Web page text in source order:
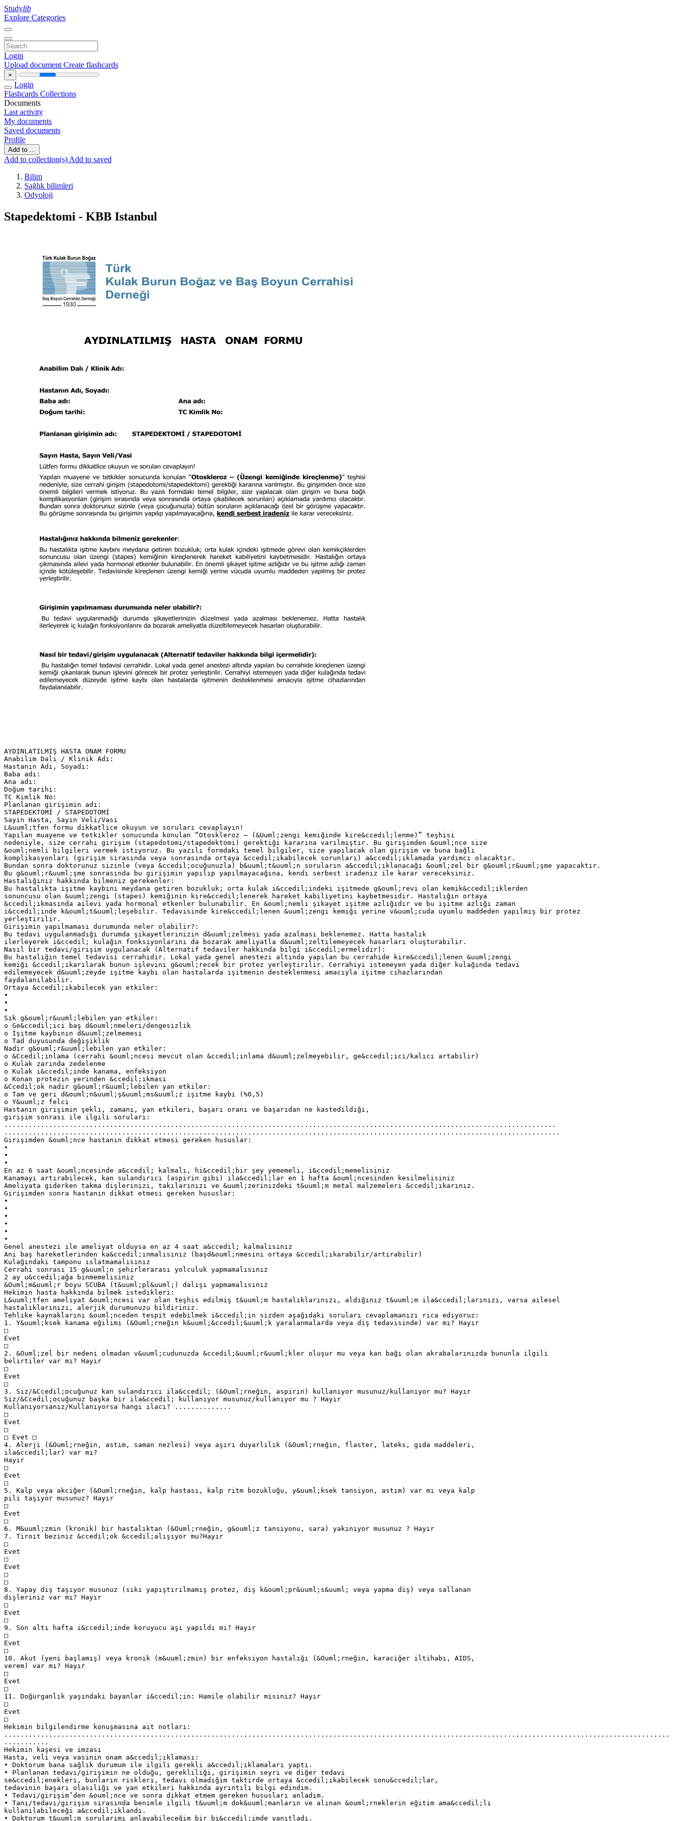
Studylib
Explore Categories
Login
Upload document Create flashcards
×
Login
Flashcards Collections
Documents
Last activity
My documents
Saved documents
Profile
Add to ...
Add to collection(s) Add to saved
Bilim
Sağlık bilimleri
Odyoloji
Stapedektomi - KBB Istanbul
AYDINLATILMIŞ HASTA ONAM FORMU
Anabilim Dalı / Klinik Adı:
Hastanın Adı, Soyadı:
Baba adı:
Ana adı:
Doğum tarihi:
TC Kimlik No:
Planlanan girişimin adı:
STAPEDEKTOMİ / STAPEDOTOMİ
Sayın Hasta, Sayın Veli/Vasi
L&uuml;tfen formu dikkatlice okuyun ve soruları cevaplayın!
Yapılan muayene ve tetkikler sonucunda konulan “Otoskleroz – (&Uuml;zengi kemiğinde kire&ccedil;lenme)” teşhisi
nedeniyle, size cerrahi girişim (stapedotomi/stapedektomi) gerektiği kararına varılmıştır. Bu girişimden &ouml;nce size
&ouml;nemli bilgileri vermek istiyoruz. Bu yazılı formdaki temel bilgiler, size yapılacak olan girişim ve buna bağlı
komplikasyonları (girişim sırasında veya sonrasında ortaya &ccedil;ıkabilecek sorunları) a&ccedil;ıklamada yardımcı olacaktır.
Bundan sonra doktorunuz sizinle (veya &ccedil;ocuğunuzla) b&uuml;t&uuml;n soruların a&ccedil;ıklanacağı &ouml;zel bir g&ouml;r&uuml;şme yapacaktır.
Bu g&ouml;r&uuml;şme sonrasında bu girişimin yapılıp yapılmayacağına, kendi serbest iradeniz ile karar vereceksiniz.
Hastalığınız hakkında bilmeniz gerekenler:
Bu hastalıkta işitme kaybını meydana getiren bozukluk; orta kulak i&ccedil;indeki işitmede g&ouml;revi olan kemik&ccedil;iklerden
sonuncusu olan &uuml;zengi (stapes) kemiğinin kire&ccedil;lenerek hareket kabiliyetini kaybetmesidir. Hastalığın ortaya
&ccedil;ıkmasında ailevi yada hormonal etkenler bulunabilir. En &ouml;nemli şikayet işitme azlığıdır ve bu işitme azlığı zaman
i&ccedil;inde k&ouml;t&uuml;leşebilir. Tedavisinde kire&ccedil;lenen &uuml;zengi kemiği yerine v&uuml;cuda uyumlu maddeden yapılmış bir protez
yerleştirilir.
Girişimin yapılmaması durumunda neler olabilir?:
Bu tedavi uygulanmadığı durumda şikayetlerinizin d&uuml;zelmesi yada azalması beklenemez. Hatta hastalık
ilerleyerek i&ccedil; kulağın fonksiyonlarını da bozarak ameliyatla d&uuml;zeltilemeyecek hasarları oluşturabilir.
Nasıl bir tedavi/girişim uygulanacak (Alternatif tedaviler hakkında bilgi i&ccedil;ermelidir):
Bu hastalığın temel tedavisi cerrahidir. Lokal yada genel anestezi altında yapılan bu cerrahide kire&ccedil;lenen &uuml;zengi
kemiği &ccedil;ıkarılarak bunun işlevini g&ouml;recek bir protez yerleştirilir. Cerrahiyi istemeyen yada diğer kulağında tedavi
edilemeyecek d&uuml;zeyde işitme kaybı olan hastalarda işitmenin desteklenmesi amacıyla işitme cihazlarından
faydalanılabilir.
Ortaya &ccedil;ıkabilecek yan etkiler:
•
•
•
Sık g&ouml;r&uuml;lebilen yan etkiler:
o Ge&ccedil;ici baş d&ouml;nmeleri/dengesizlik
o İşitme kaybının d&uuml;zelmemesi
o Tad duyusunda değişiklik
Nadir g&ouml;r&uuml;lebilen yan etkiler:
o &Ccedil;ınlama (cerrahi &ouml;ncesi mevcut olan &ccedil;ınlama d&uuml;zelmeyebilir, ge&ccedil;ici/kalıcı artabilir)
o Kulak zarında zedelenme
o Kulak i&ccedil;inde kanama, enfeksiyon
o Konan protezin yerinden &ccedil;ıkması
&Ccedil;ok nadir g&ouml;r&uuml;lebilen yan etkiler:
o Tam ve geri d&ouml;n&uuml;ş&uuml;ms&uuml;z işitme kaybı (%0,5)
o Y&uuml;z felci
Hastanın girişimin şekli, zamanı, yan etkileri, başarı oranı ve başarıdan ne kastedildiği,
girişim sonrası ile ilgili soruları:
........................................................................................................................................
.........................................................................................................................................
Girişimden &ouml;nce hastanın dikkat etmesi gereken hususlar:
•
•
•
En az 6 saat &ouml;ncesinde a&ccedil; kalmalı, hi&ccedil;bir şey yememeli, i&ccedil;memelisiniz
Kanamayı artırabilecek, kan sulandırıcı (aspirin gibi) ila&ccedil;lar en 1 hafta &ouml;ncesinden kesilmelisiniz
Ameliyata giderken takma dişlerinizi, takılarınızı ve &uuml;zerinizdeki t&uuml;m metal malzemeleri &ccedil;ıkarınız.
Girişimden sonra hastanın dikkat etmesi gereken hususlar:
•
•
•
•
•
•
Genel anestezi ile ameliyat olduysa en az 4 saat a&ccedil; kalmalısınız
Ani baş hareketlerinden ka&ccedil;ınmalısınız (başd&ouml;nmesini ortaya &ccedil;ıkarabilir/artırabilir)
Kulağındaki tamponu ıslatmamalısınız
Cerrahi sonrası 15 g&uuml;n şehirlerarası yolculuk yapmamalısınız
2 ay u&ccedil;ağa binmemelisiniz
&Ouml;m&uuml;r boyu SCUBA (t&uuml;pl&uuml;) dalışı yapmamalısınız
Hekimin hasta hakkında bilmek istedikleri:
L&uuml;tfen ameliyat &ouml;ncesi var olan teşhis edilmiş t&uuml;m hastalıklarınızı, aldığınız t&uuml;m ila&ccedil;larınızı, varsa ailesel
hastalıklarınızı, alerjik durumunuzu bildiriniz.
Tehlike kaynaklarını &ouml;nceden tespit edebilmek i&ccedil;in sizden aşağıdaki soruları cevaplamanızı rica ediyoruz:
1. Y&uuml;ksek kanama eğilimi (&Ouml;rneğin k&uuml;&ccedil;&uuml;k yaralanmalarda veya diş tedavisinde) var mı? Hayır
□
Evet
□
2. &Ouml;zel bir nedeni olmadan v&uuml;cudunuzda &ccedil;&uuml;r&uuml;kler oluşur mu veya kan bağı olan akrabalarınızda bununla ilgili
belirtiler var mı? Hayır
□
Evet
□
3. Siz/&Ccedil;ocuğunuz kan sulandırıcı ila&ccedil; (&Ouml;rneğin, aspirin) kullanıyor musunuz/kullanıyor mu? Hayır
Siz/&Ccedil;ocuğunuz başka bir ila&ccedil; kullanıyor musunuz/kullanıyor mu ? Hayır
Kullanıyorsanız/Kullanıyorsa hangi ilacı? ..............
□
Evet
□
□ Evet □
4. Alerji (&Ouml;rneğin, astım, saman nezlesi) veya aşırı duyarlılık (&Ouml;rneğin, flaster, lateks, gıda maddeleri,
ila&ccedil;lar) var mı?
Hayır
□
Evet
□
5. Kalp veya akciğer (&Ouml;rneğin, kalp hastası, kalp ritm bozukluğu, y&uuml;ksek tansiyon, astım) var mı veya kalp
pili taşıyor musunuz? Hayır
□
Evet
□
6. M&uuml;zmin (kronik) bir hastalıktan (&Ouml;rneğin, g&ouml;z tansiyonu, sara) yakınıyor musunuz ? Hayır
7. Tiroit beziniz &ccedil;ok &ccedil;alışıyor mu?Hayır
□
Evet
□
Evet
□
□
8. Yapay diş taşıyor musunuz (sıkı yapıştırılmamış protez, diş k&ouml;pr&uuml;s&uuml; veya yapma diş) veya sallanan
dişleriniz var mı? Hayır
□
Evet
□
9. Son altı hafta i&ccedil;inde koruyucu aşı yapıldı mı? Hayır
□
Evet
□
10. Akut (yeni başlamış) veya kronik (m&uuml;zmin) bir enfeksiyon hastalığı (&Ouml;rneğin, karaciğer iltihabı, AIDS,
verem) var mı? Hayır
□
Evet
□
11. Doğurganlık yaşındaki bayanlar i&ccedil;in: Hamile olabilir misiniz? Hayır
□
Evet
□
Hekimin bilgilendirme konuşmasına ait notları:
....................................................................................................................................................................
...........
Hekimin kaşesi ve imzası
Hasta, veli veya vasinin onam a&ccedil;ıklaması:
• Doktorum bana sağlık durumum ile ilgili gerekli a&ccedil;ıklamaları yaptı.
• Planlanan tedavi/girişimin ne olduğu, gerekliliği, girişimin seyri ve diğer tedavi
se&ccedil;enekleri, bunların riskleri, tedavi olmadığım taktirde ortaya &ccedil;ıkabilecek sonu&ccedil;lar,
tedavinin başarı olasılığı ve yan etkileri hakkında ayrıntılı bilgi edindim.
• Tedavi/girişim’den &ouml;nce ve sonra dikkat etmem gereken hususları anladım.
• Tanı/tedavi/girişim sırasında benimle ilgili t&uuml;m dok&uuml;manların ve alınan &ouml;rneklerin eğitim ama&ccedil;lı
kullanılabileceği a&ccedil;ıklandı.
• Doktorum t&uuml;m sorularımı anlayabileceğim bir bi&ccedil;imde yanıtladı.